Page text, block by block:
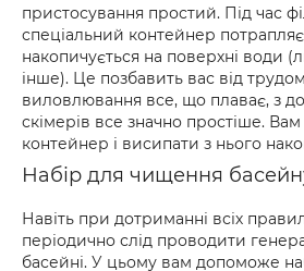
пристосування простий. Під час
спеціальний контейнер потрапляє
накопичується на поверхні води
інше). Це позбавить вас від
виловлювання все, що плаває, з
скімерів все значно простіше. Вам
контейнер і висипати з нього
Набір для чищення
Навіть при дотриманні всіх
періодично слід проводити
басейні. У цьому вам допоможе